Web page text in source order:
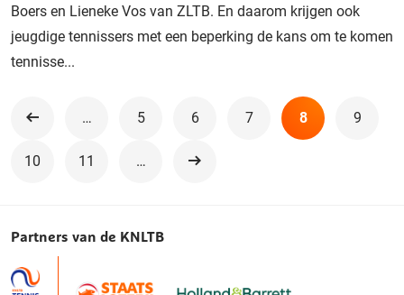
Boers en Lieneke Vos van ZLTB. En daarom krijgen ook
jeugdige tennissers met een beperking de kans om te komen
tennisse...
… 5 6 7 8 9
10 11 …
Volgende
Partners van de KNLTB